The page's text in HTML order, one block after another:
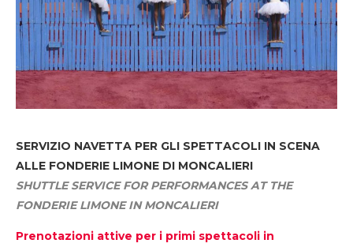
SERVIZIO NAVETTA PER GLI SPETTACOLI IN SCENA
ALLE FONDERIE LIMONE DI MONCALIERI
SHUTTLE SERVICE FOR PERFORMANCES AT THE
FONDERIE LIMONE IN MONCALIERI
Prenotazioni attive per i primi spettacoli in